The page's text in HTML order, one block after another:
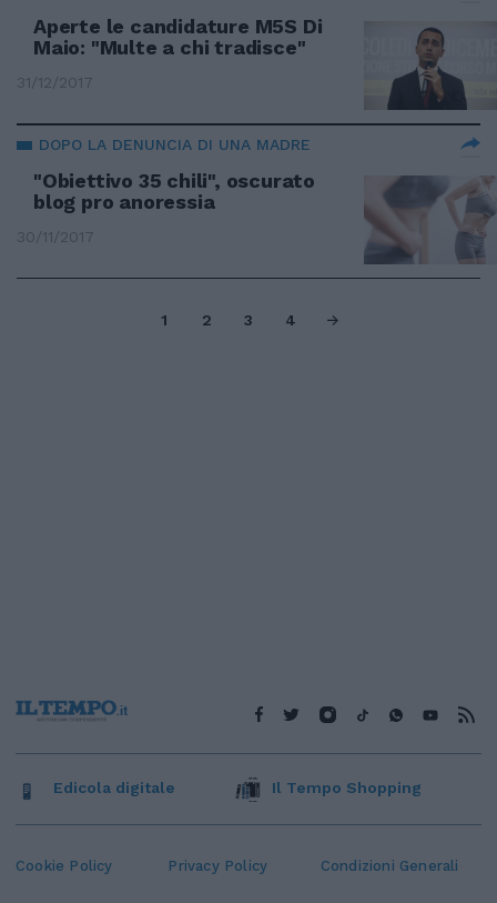
Aperte le candidature M5S Di
Maio: "Multe a chi tradisce"
31/12/2017
DOPO LA DENUNCIA DI UNA MADRE
"Obiettivo 35 chili", oscurato
blog pro anoressia
30/11/2017
1 2 3 4
Cookie Policy Privacy Policy Condizioni Generali
Edicola digitale Il Tempo Shopping